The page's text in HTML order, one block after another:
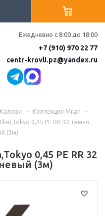
Ежедневно с 8:00 до 18:00
+7 (910) 970 22 77
centr-krovli.pz@yandex.ru
- Коллекция Milan
-
0,45 PE RR 32 темно-
(3м)
0,45 PE RR 32
(3м)